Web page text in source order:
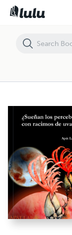
¿Sueñan los percebes